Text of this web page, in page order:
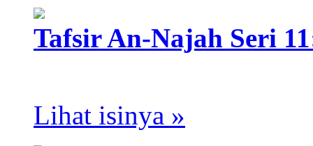
Tafsir An-Najah Seri
Lihat isinya »